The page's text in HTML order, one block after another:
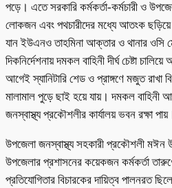
পড়ে। এতে সরকারি কর্মকর্তা-কর্মচারী ও
লোকজন এবং পথচারীদের মধ্যে আতংক
যান ইউএনও তাহমিনা আক্তার ও থানার ওসি
দিকনির্দেশনায় দমকল বাহিনী দীর্ঘ চেষ্টা
আগেই স্যানিটারি শেড ও প্রাঙ্গণে মজুত রাখা
মালামাল পুড়ে ছাই হয়ে যায়। দমকল বাহিনী
জনস্বাস্থ্য প্রকৌশলীর কার্যালয় ভবন রক্ষা
উপজেলা জনস্বাস্থ্য সহকারী প্রকৌশলী মঈন
উপজেলার প্রশাসনের কয়েকজন কর্মকর্তা
প্রতিযোগিতার বিচারকের দায়িত্ব পালনরত